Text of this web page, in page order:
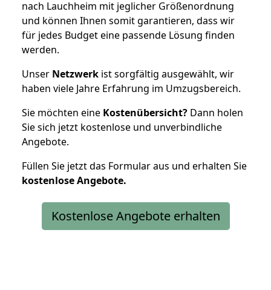
nach Lauchheim mit jeglicher Größenordnung
und können Ihnen somit garantieren, dass wir
für jedes Budget eine passende Lösung finden
werden.
Unser Netzwerk ist sorgfältig ausgewählt, wir
haben viele Jahre Erfahrung im Umzugsbereich.
Sie möchten eine Kostenübersicht? Dann holen
Sie sich jetzt kostenlose und unverbindliche
Angebote.
Füllen Sie jetzt das Formular aus und erhalten Sie
kostenloseAngebote.
Kostenlose Angebote erhalten